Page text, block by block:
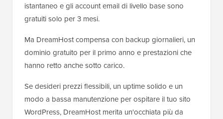
istantaneo e gli account email di livello base sono
gratuiti solo per 3 mesi.
Ma DreamHost compensa con backup giornalieri, un
dominio gratuito per il primo anno e prestazioni che
hanno retto anche sotto carico.
Se desideri prezzi flessibili, un uptime solido e un
modo a bassa manutenzione per ospitare il tuo sito
WordPress, DreamHost merita un'occhiata più da